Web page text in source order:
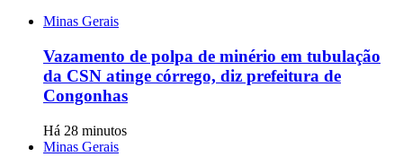
Minas Gerais
Vazamento de polpa de minério em tubulação
da CSN atinge córrego, diz prefeitura de
Congonhas
Há 28 minutos
Minas Gerais